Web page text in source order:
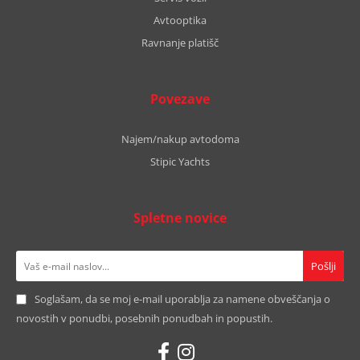
Avtooptika
Ravnanje platišč
Povezave
Najem/nakup avtodoma
Stipic Yachts
Spletne novice
Soglašam, da se moj e-mail uporablja za namene obveščanja o
novostih v ponudbi, posebnih ponudbah in popustih.